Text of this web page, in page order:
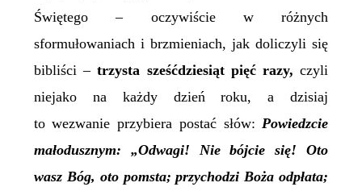
Świętego – oczywiście w różnych
sformułowaniach i brzmieniach, jak doliczyli się
bibliści –trzysta sześćdziesiąt pięć razy, czyli
niejakona każdy dzień roku, a dzisiaj
to wezwanie przybiera postać słów:Powiedzcie
małodusznym: „Odwagi! Nie bójcie się! Oto
wasz Bóg, oto pomsta; przychodzi Boża odpłata;